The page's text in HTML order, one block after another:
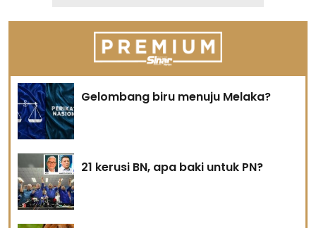
Gelombang biru menuju Melaka?
21 kerusi BN, apa baki untuk PN?